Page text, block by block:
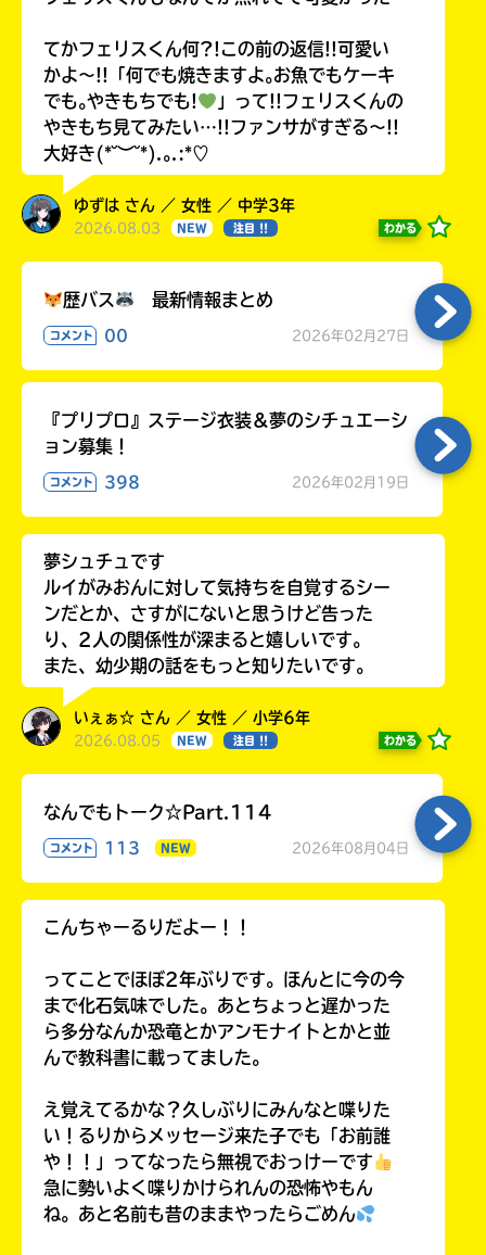
てかフェリスくん何?!この前の返信!!可愛い
かよ〜!!「何でも焼きますよ｡お魚でもケーキ
でも｡やきもちでも!
」って!!フェリスくんの
やきもち見てみたい…!!ファンサがすぎる〜!!
大好き(*˘︶˘*).｡.:*♡
ゆずは さん ／ 女性 ／ 中学3年
2026.08.03 NEW 注目 !! わかる
歴バス 最新情報まとめ
コメント 00 2026年02月27日
『プリプロ』ステージ衣装＆夢のシチュエーシ
ョン募集！
コメント 398 2026年02月19日
夢シュチュです
ルイがみおんに対して気持ちを自覚するシー
ンだとか、さすがにないと思うけど告った
り、2人の関係性が深まると嬉しいです。
また、幼少期の話をもっと知りたいです。
いぇぁ☆ さん ／ 女性 ／ 小学6年
2026.08.05 NEW 注目 !! わかる
なんでもトーク☆Part.114
コメント 113 NEW 2026年08月04日
こんちゃーるりだよー！！
ってことでほぼ2年ぶりです。ほんとに今の今
まで化石気味でした。あとちょっと遅かった
ら多分なんか恐竜とかアンモナイトとかと並
んで教科書に載ってました。
え覚えてるかな？久しぶりにみんなと喋りた
い！るりからメッセージ来た子でも「お前誰
や！！」ってなったら無視でおっけーです
急に勢いよく喋りかけられんの恐怖やもん
ね。あと名前も昔のままやったらごめん